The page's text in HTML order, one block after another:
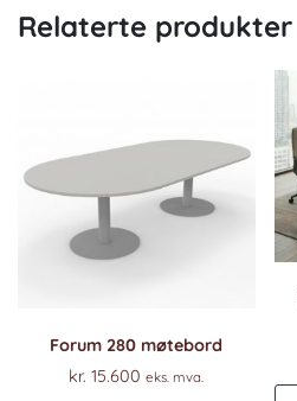
Relaterte produkter
Forum 280 møtebord
kr. 15.600 eks. mva.